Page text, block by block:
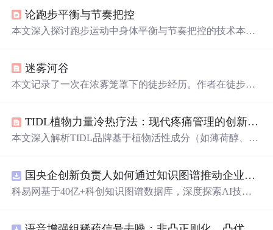
论跑步平衡与节奏把控
本文深入探讨跑步运动中身体平衡与节奏把控的技术本质
协调，并指出二者互为因果、构成高效奔跑的动态闭环。
强调通过单腿训练、核心强化、呼吸计数等方法进行刻意
迷雾河谷
本文记录了一次在浓雾笼罩下的徒步经历。作者在徒步过
区的陈旧建筑到河谷中的各种活动，最后通过熟悉的地标
确认了自己的位置。
TIDL植物力量冷热疗法：现代疼痛管理的创新解决方案
本文深入解析TIDL品牌基于植物活性成分（如薄荷醇、辣
靶向调控（TRPM8/TRPV1）、局部神经信号干预（钠通
道阻断）及配方协同增效原理，涵盖急性期冷疗消炎、慢
国央企创新负责人如何通过知识图谱推动企业技术创新与外部资源高效对接？.docx
科易网基于40亿+科创知识图谱数据库，深度探索AI技术